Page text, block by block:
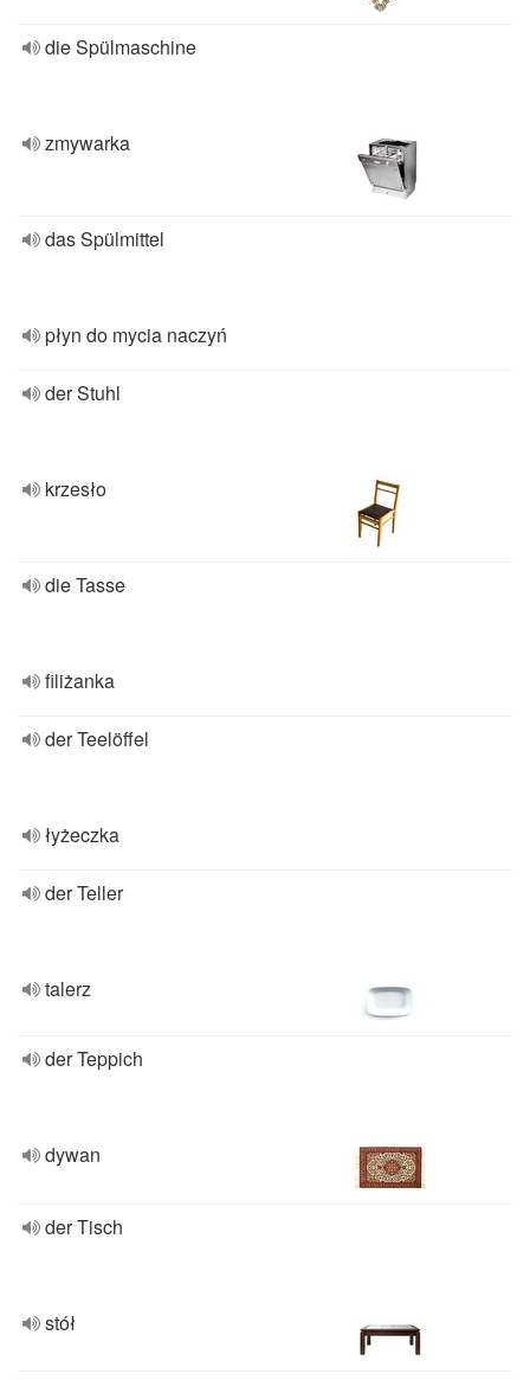
die Spülmaschine
zmywarka
das Spülmittel
płyn do mycia naczyń
der Stuhl
krzesło
die Tasse
filiżanka
der Teelöffel
łyżeczka
der Teller
talerz
der Teppich
dywan
der Tisch
stół